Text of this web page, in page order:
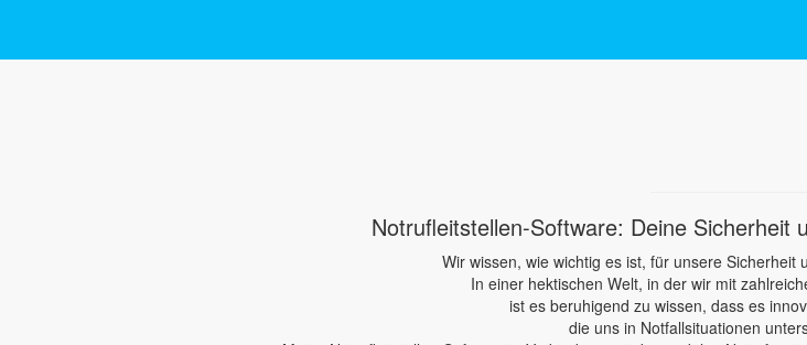
Notrufleitstellen-Software: Deine Sicherheit
Wir wissen, wie wichtig es ist, für unsere Sicherheit
In einer hektischen Welt, in der wir mit
ist es beruhigend zu wissen, dass es
die uns in Notfallsituationen